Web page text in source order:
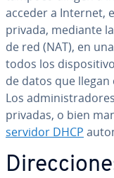
acceder a Internet,
privada, mediante
de red (NAT), en
todos los
de datos que
Los
privadas, o bien
servidor DHCP